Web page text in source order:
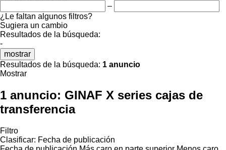
–
¿Le faltan algunos filtros?
Sugiera un cambio
Resultados de la búsqueda:
-
mostrar
Resultados de la búsqueda: 1 anuncio
Mostrar
1 anuncio: GINAF X series cajas de
transferencia
Filtro
Clasificar: Fecha de publicación